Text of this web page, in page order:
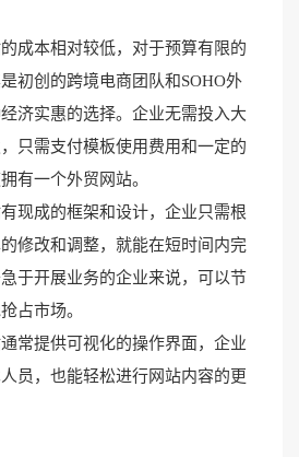
成本相对较低，对于预算有限的
初创的跨境电商团队和SOHO外
济实惠的选择。企业无需投入大
只需支付模板使用费用和一定的
有一个外贸网站。
现成的框架和设计，企业只需根
修改和调整，就能在短时间内完
于开展业务的企业来说，可以节
占市场。
常提供可视化的操作界面，企业
员，也能轻松进行网站内容的更